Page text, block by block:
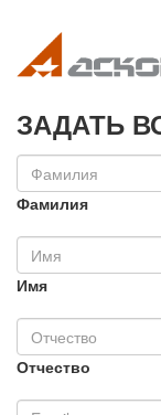
ЗАДАТЬ
Фамилия
Имя
Отчество